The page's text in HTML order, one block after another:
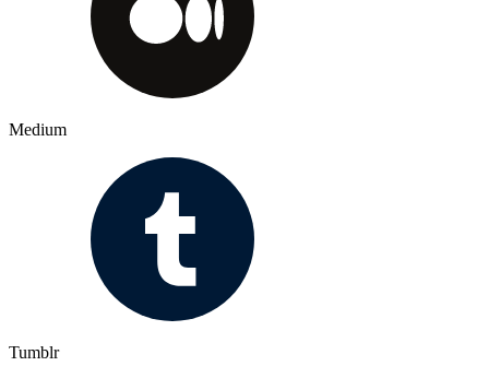
Medium
Tumblr